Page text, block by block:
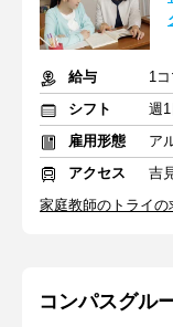
給与
1
シフト
雇用形態
ア
アクセス
吉
家庭教師のトライの
コンパスグル